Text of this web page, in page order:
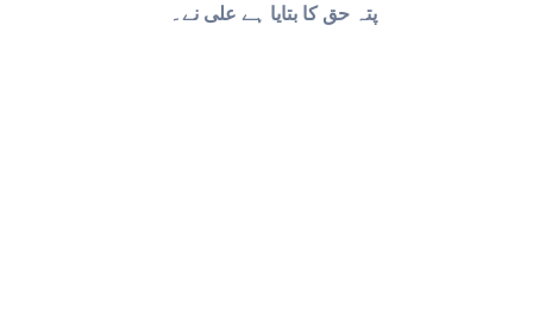
پتہ حق کا بتایا ہے علی نے۔